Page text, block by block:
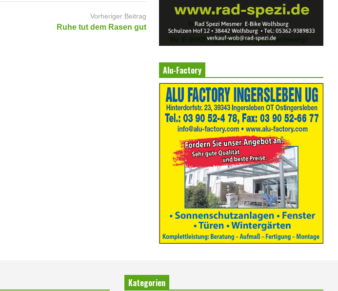
Vorheriger Beitrag
Ruhe tut dem Rasen gut
Alu-Factory
Kategorien